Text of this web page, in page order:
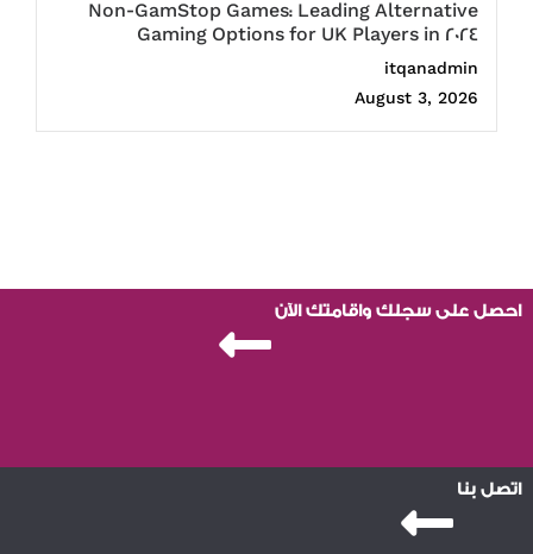
Non-GamStop Games: Leading Alternative
Gaming Options for UK Players in 2024
itqanadmin
August 3, 2026
احصل على سجلك واقامتك الآن
اتصل بنا